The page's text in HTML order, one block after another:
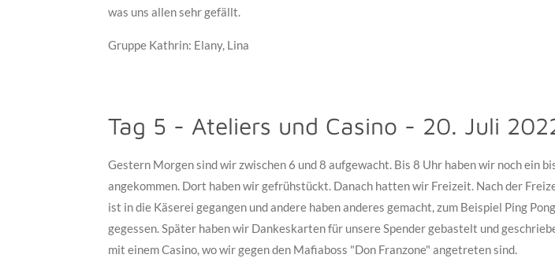
was uns allen sehr gefällt.
Gruppe Kathrin: Elany, Lina
Tag 5 - Ateliers und Casino - 20. Juli
Gestern Morgen sind wir zwischen 6 und 8 aufgewacht. Bis 8 Uhr haben wir noch ein
angekommen. Dort haben wir gefrühstückt. Danach hatten wir Freizeit. Nach der
ist in die Käserei gegangen und andere haben anderes gemacht, zum Beispiel Ping
gegessen. Später haben wir Dankeskarten für unsere Spender gebastelt und
mit einem Casino, wo wir gegen den Mafiaboss "Don Franzone" angetreten sind.